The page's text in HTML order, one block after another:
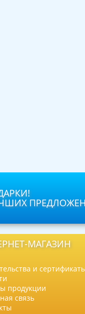
МАГАЗИН
и
продукции
связь